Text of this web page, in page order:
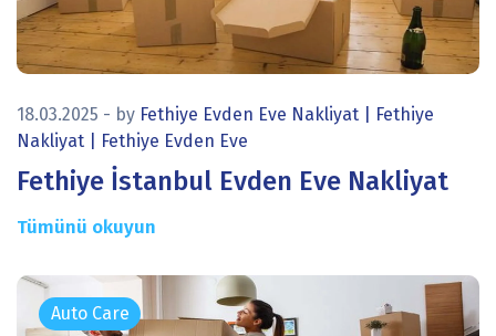
icon
18.03.2025 - by Fethiye Evden Eve Nakliyat | Fethiye
Nakliyat | Fethiye Evden Eve
Fethiye İstanbul Evden Eve Nakliyat
Tümünü okuyun